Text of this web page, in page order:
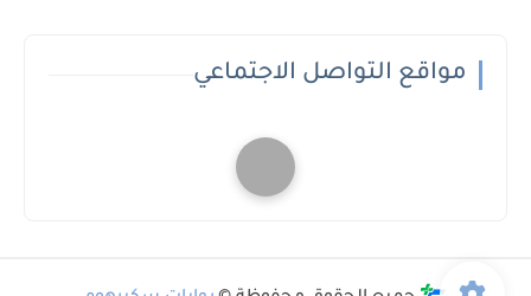
مواقع التواصل الاجتماعي